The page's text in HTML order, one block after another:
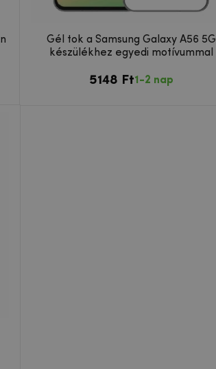
Gél tok a Samsung Galaxy A56 5G
készülékhez egyedi motívummal
5148 Ft1-2 nap